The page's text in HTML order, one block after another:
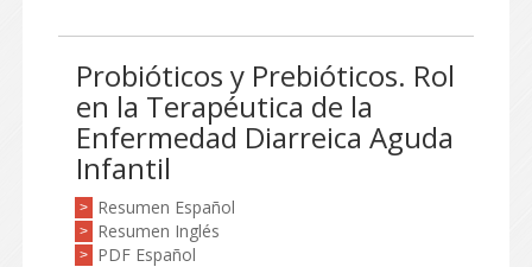
Probióticos y Prebióticos. Rol
en la Terapéutica de la
Enfermedad Diarreica Aguda
Infantil
> Resumen Español
> Resumen Inglés
> PDF Español